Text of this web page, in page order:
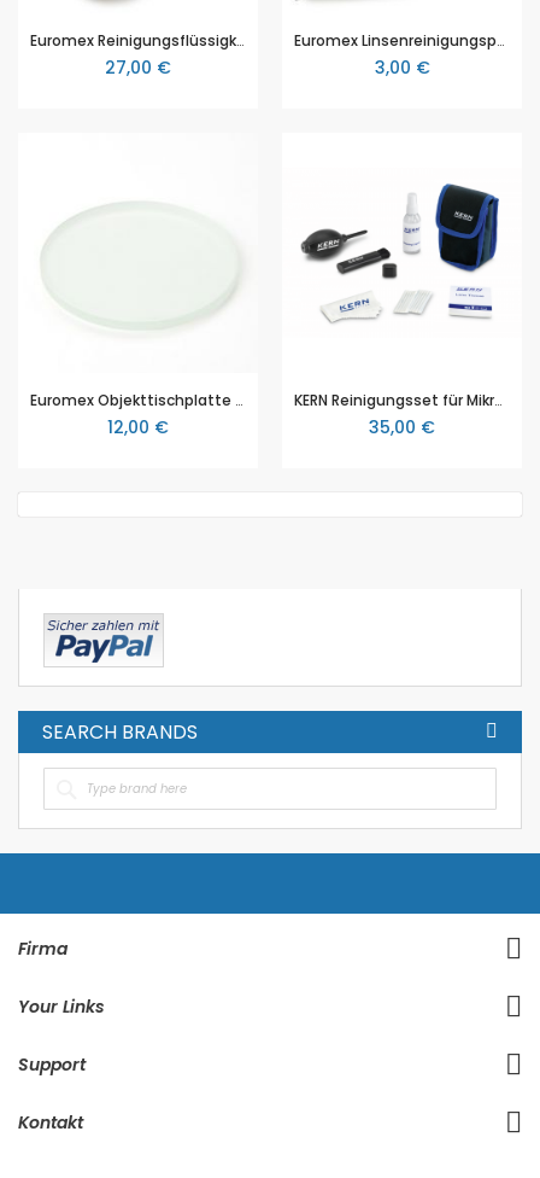
Euromex Reinigungsflüssigkeit (200 ml), Isopropanolalkohol 99% (PB.5274)
27,00 €
Euromex Linsenreinigungspapier, 100 Blatt pro Packung (PB.5245)
3,00 €
Euromex Objekttischplatte Mattglas Ø 60 mm für Stereomikroskope der Euromex EduBlue Serie (ED.9950)
12,00 €
KERN Reinigungsset für Mikroskope (OCS 901), 7 teilig
35,00 €
SEARCH BRANDS
Firma
Your Links
Support
Kontakt